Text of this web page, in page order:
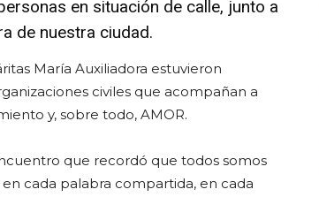
en situación de calle, junto a
de nuestra ciudad.
María Auxiliadora estuvieron
civiles que acompañan a
y, sobre todo, AMOR.
que recordó que todos somos
cada palabra compartida, en cada